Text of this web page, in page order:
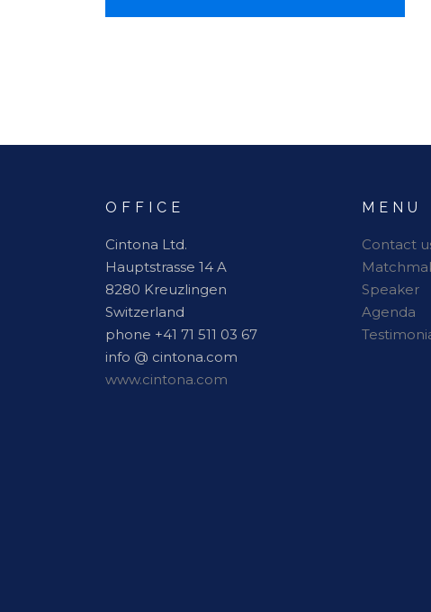
OFFICE
Cintona Ltd.
Hauptstrasse 14 A
8280 Kreuzlingen
Switzerland
phone +41 71 511 03 67
info @ cintona.com
www.cintona.com
MENU
Contact
Speaker
Agenda